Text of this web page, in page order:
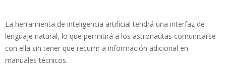
La herramienta de inteligencia artificial tendrá una interfaz de
lenguaje natural, lo que permitirá a los astronautas comunicarse
con ella sin tener que recurrir a información adicional en
manuales técnicos.